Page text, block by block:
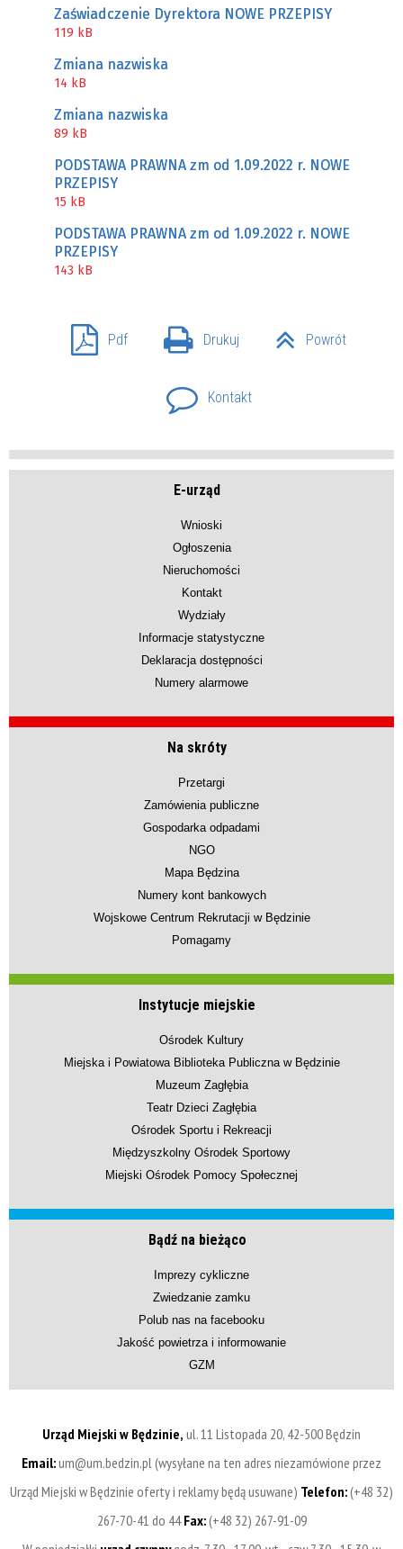
Zaświadczenie Dyrektora NOWE PRZEPISY
119 kB
Zmiana nazwiska
14 kB
Zmiana nazwiska
89 kB
PODSTAWA PRAWNA zm od 1.09.2022 r. NOWE
PRZEPISY
15 kB
PODSTAWA PRAWNA zm od 1.09.2022 r. NOWE
PRZEPISY
143 kB
Pdf Drukuj Powrót
Kontakt
E-urząd
Wnioski
Ogłoszenia
Nieruchomości
Kontakt
Wydziały
Informacje statystyczne
Deklaracja dostępności
Numery alarmowe
Na skróty
Przetargi
Zamówienia publiczne
Gospodarka odpadami
NGO
Mapa Będzina
Numery kont bankowych
Wojskowe Centrum Rekrutacji w Będzinie
Pomagamy
Instytucje miejskie
Ośrodek Kultury
Miejska i Powiatowa Biblioteka Publiczna w Będzinie
Muzeum Zagłębia
Teatr Dzieci Zagłębia
Ośrodek Sportu i Rekreacji
Międzyszkolny Ośrodek Sportowy
Miejski Ośrodek Pomocy Społecznej
Bądź na bieżąco
Imprezy cykliczne
Zwiedzanie zamku
Polub nas na facebooku
Jakość powietrza i informowanie
GZM
Urząd Miejski w Będzinie, ul. 11 Listopada 20, 42-500 Będzin
Email:um@um.bedzin.pl (wysyłane na ten adres niezamówione przez
Urząd Miejski w Będzinie oferty i reklamy będą usuwane) Telefon:(+48 32)
267-70-41 do 44Fax:(+48 32) 267-91-09